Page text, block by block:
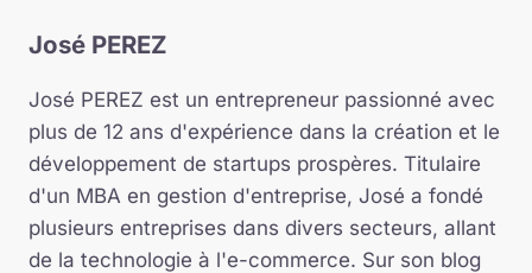
José PEREZ
José PEREZ est un entrepreneur passionné avec
plus de 12 ans d'expérience dans la création et le
développement de startups prospères. Titulaire
d'un MBA en gestion d'entreprise, José a fondé
plusieurs entreprises dans divers secteurs, allant
de la technologie à l'e-commerce. Sur son blog